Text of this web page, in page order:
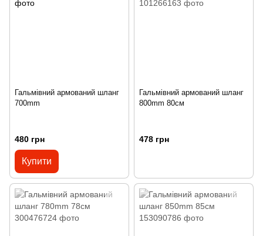
Гальмівний армований шланг
700mm
480 грн
Купити
Гальмівний армований шланг
800mm 80см
478 грн